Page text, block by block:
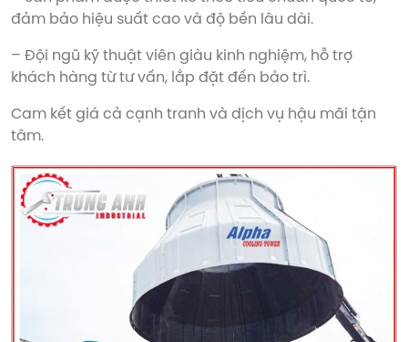
đảm bảo hiệu suất cao và độ bền lâu dài.
– Đội ngũ kỹ thuật viên giàu kinh nghiệm, hỗ trợ
khách hàng từ tư vấn, lắp đặt đến bảo trì.
Cam kết giá cả cạnh tranh và dịch vụ hậu mãi tận
tâm.